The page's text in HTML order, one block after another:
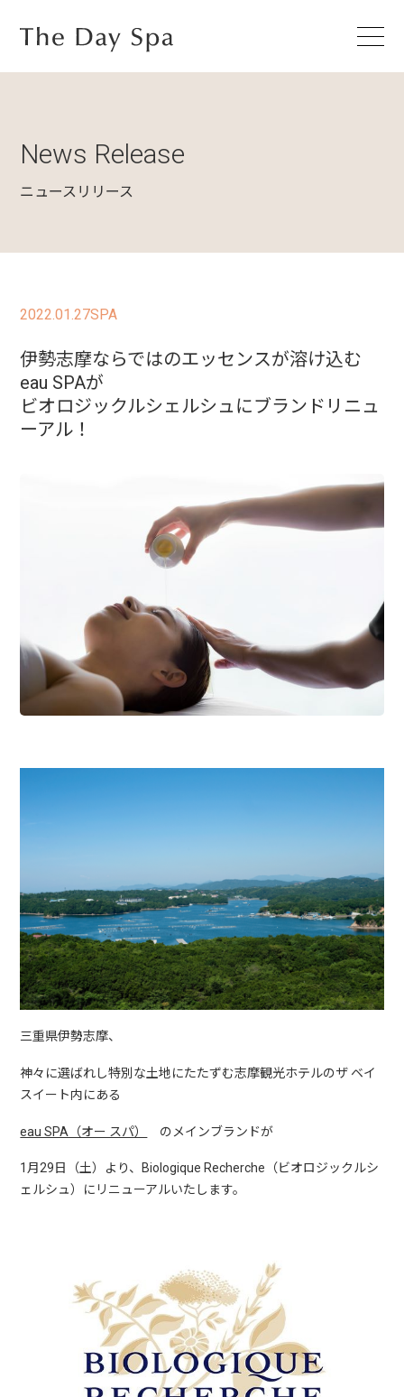
News Release
ニュースリリース
2022.01.27SPA
伊勢志摩ならではのエッセンスが溶け込む
eau SPAが
ビオロジックルシェルシュにブランドリニュ
ーアル！
三重県伊勢志摩、
神々に選ばれし特別な土地にたたずむ志摩観光ホテルのザ ベイ
スイート内にある
eau SPA（オー スパ） のメインブランドが
1月29日（土）より、Biologique Recherche（ビオロジックルシ
ェルシュ）にリニューアルいたします。